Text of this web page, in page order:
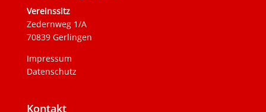
Vereinssitz
Zedernweg 1/A
70839 Gerlingen
Impressum
Datenschutz
Kontakt